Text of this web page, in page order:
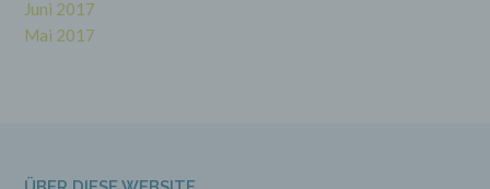
Juni 2017
Mai 2017